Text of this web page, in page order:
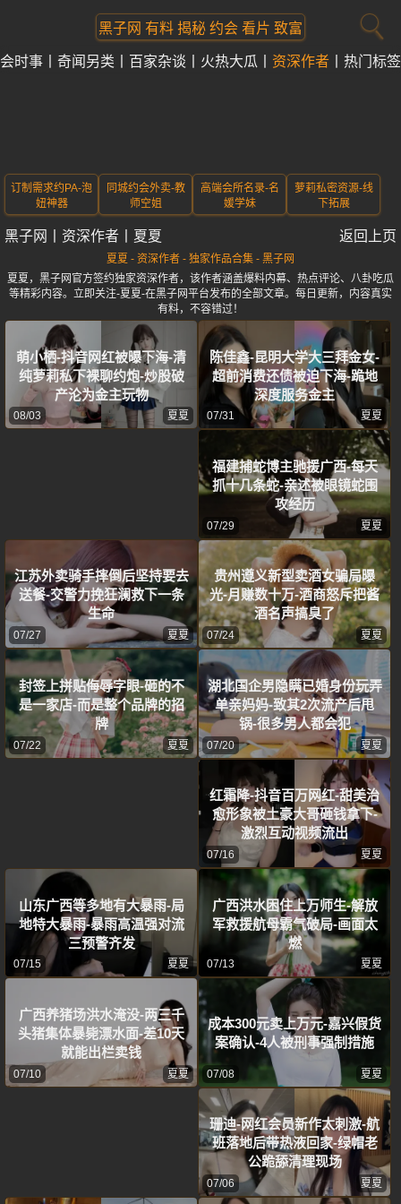
黑子网 有料 揭秘 约会 看片 致富
时事 奇闻另类 百家杂谈 火热大瓜 资深作者 热门标签
订制需求约PA-泡
妞神器
同城约会外卖-教
师空姐
高端会所名录-名
媛学妹
萝莉私密资源-线
下拓展
黑子网 资深作者 夏夏 返回上页
夏夏 - 资深作者 - 独家作品合集 - 黑子网
夏夏，黑子网官方签约独家资深作者，该作者涵盖爆料内幕、热点评论、八卦吃瓜
等精彩内容。立即关注-夏夏-在黑子网平台发布的全部文章。每日更新，内容真实
有料，不容错过！
萌小栖-抖音网红被曝下海-清
纯萝莉私下裸聊约炮-炒股破
产沦为金主玩物
08/03 夏夏
陈佳鑫-昆明大学大三拜金女-
超前消费还债被迫下海-跪地
深度服务金主
07/31 夏夏
福建捕蛇博主驰援广西-每天
抓十几条蛇-亲述被眼镜蛇围
攻经历
07/29 夏夏
江苏外卖骑手摔倒后坚持要去
送餐-交警力挽狂澜救下一条
生命
07/27 夏夏
贵州遵义新型卖酒女骗局曝
光-月赚数十万-酒商怒斥把酱
酒名声搞臭了
07/24 夏夏
封签上拼贴侮辱字眼-砸的不
是一家店-而是整个品牌的招
牌
07/22 夏夏
湖北国企男隐瞒已婚身份玩弄
单亲妈妈-致其2次流产后甩
锅-很多男人都会犯
07/20 夏夏
红霜降-抖音百万网红-甜美治
愈形象被土豪大哥砸钱拿下-
激烈互动视频流出
07/16 夏夏
山东广西等多地有大暴雨-局
地特大暴雨-暴雨高温强对流
三预警齐发
07/15 夏夏
广西洪水困住上万师生-解放
军救援航母霸气破局-画面太
燃
07/13 夏夏
广西养猪场洪水淹没-两三千
头猪集体暴毙漂水面-差10天
就能出栏卖钱
07/10 夏夏
成本300元卖上万元-嘉兴假货
案确认-4人被刑事强制措施
07/08 夏夏
珊迪-网红会员新作太刺激-航
班落地后带热液回家-绿帽老
公跪舔清理现场
07/06 夏夏